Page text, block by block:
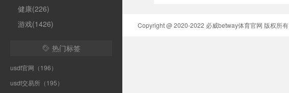
健康(226)
游戏(1426)
 热门标签
usdt官网（196）
usdt交易所（195）
Copyright @ 2020-2022 必威betway体育官网 版权所有